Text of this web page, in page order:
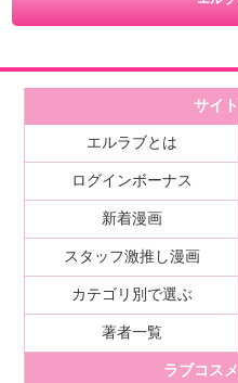
サイ
エルラブとは
ログインボーナス
新着漫画
スタッフ激推し漫画
カテゴリ別で選ぶ
著者一覧
ラブコス